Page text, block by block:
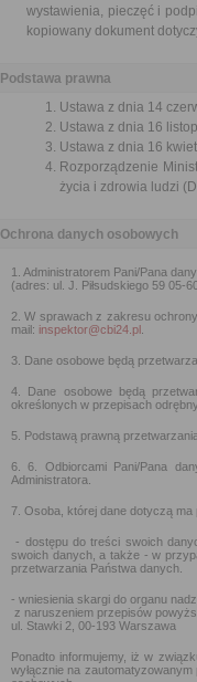
wystawienia, pieczęć i
kopiowany dokument
Podstawa prawna
Ustawa z dnia 14
Ustawa z dnia 16
Ustawa z dnia 16
Rozporządzenie
życia i zdrowia ludzi
Ochrona danych osobowych
1. Administratorem Pani/Pana
(adres: ul. J. Piłsudskiego 59 05-
2. W sprawach z zakresu
mail: inspektor@cbi24.pl
3. Dane osobowe będą
4. Dane osobowe będą
określonych w przepisach
5. Podstawą prawną
6. 6. Odbiorcami Pani/Pana
Administratora.
7. Osoba, której dane dotyczą ma
- dostępu do treści swoich
swoich danych, a także - w
przetwarzania Państwa danych.
- wniesienia skargi do organu
z naruszeniem przepisów
ul. Stawki 2, 00-193 Warszawa
Ponadto informujemy, iż w
wyłącznie na